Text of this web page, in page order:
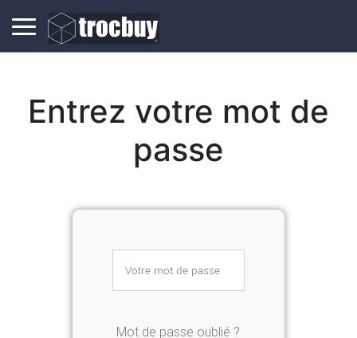
Entrez votre mot de
passe
Mot de passe oublié ?